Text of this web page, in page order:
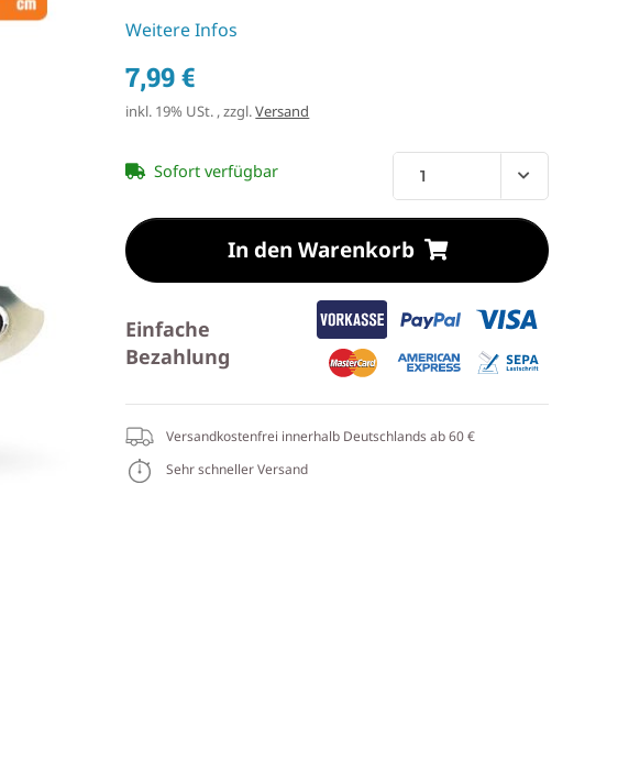
Weitere Infos
7,99 €
inkl. 19% USt. , zzgl.Versand
Sofort verfügbar
In den Warenkorb
Einfache
Bezahlung
Versandkostenfrei innerhalb Deutschlands ab 60 €
Sehr schneller Versand